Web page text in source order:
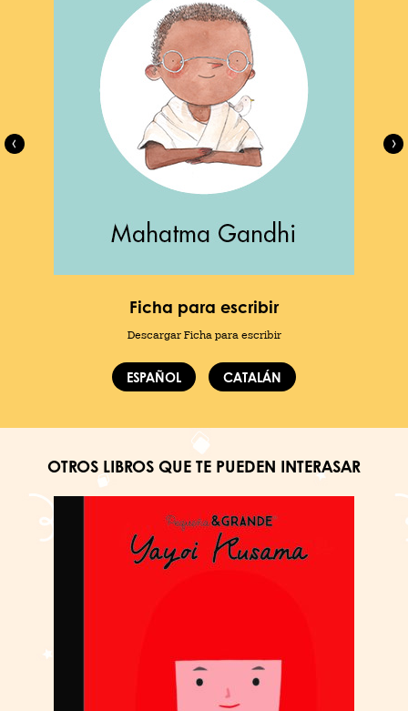
Ficha para escribir
Descargar Ficha para escribir
ESPAÑOL CATALÁN
OTROS LIBROS QUE TE PUEDEN INTERASAR